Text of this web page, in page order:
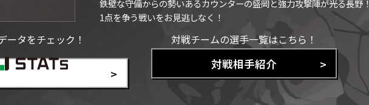
鉄壁な守備からの勢いあるカウンターの盛岡と強力攻撃陣が光る長野！
1点を争う戦いをお見逃しなく！
ータをチェック！ 対戦チームの選手一覧はこちら！
対戦相手紹介